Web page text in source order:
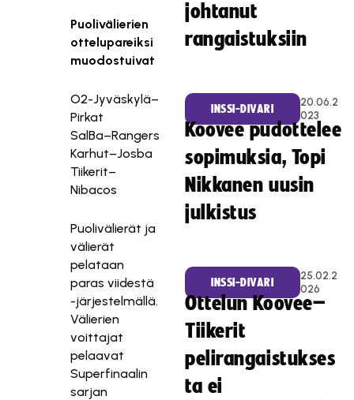
Puolivälierien
ottelupareiksi
muodostuivat
O2-Jyväskylä–
Pirkat
SalBa–Rangers
Karhut–Josba
Tiikerit–
Nibacos
Puolivälierät ja
välierät
pelataan
paras viidestä
-järjestelmällä.
Välierien
voittajat
pelaavat
Superfinaalin
sarjan
johtanut
rangaistuksiin
INSSI-DIVARI
20.06.2
023
Koovee pudottelee
sopimuksia, Topi
Nikkanen uusin
julkistus
INSSI-DIVARI
25.02.2
026
Ottelun Koovee–
Tiikerit
pelirangaistukses
ta ei